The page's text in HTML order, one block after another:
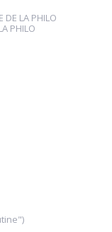
DE LA PHILO
PHILO